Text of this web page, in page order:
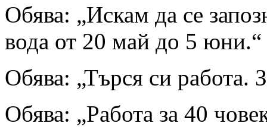
Обява: „Искам да се
вода от 20 май до 5 юни.“
Обява: „Търся си работа.
Обява: „Работа за 40